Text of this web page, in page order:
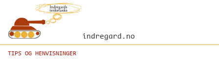
indregard.no
TIPS OG HENVISNINGER